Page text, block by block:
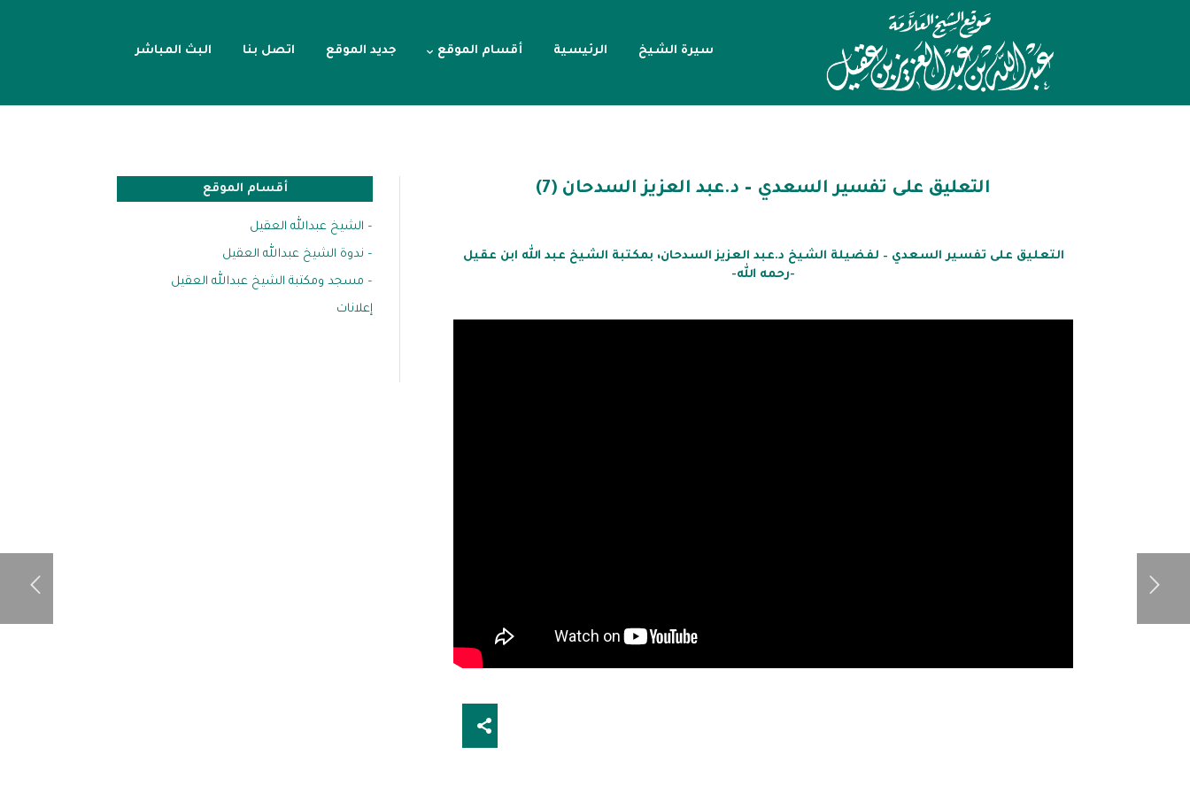
سيرة الشيخ الرئيسية أقسام الموقع جديد الموقع اتصل بنا البث المباشر
التعليق على تفسير السعدي – د.عبد العزيز السدحان (7)
التعليق على تفسير السعدي – لفضيلة الشيخ د.عبد العزيز السدحان، بمكتبة الشيخ عبد الله ابن عقيل
-رحمه الله-
أقسام الموقع
– الشيخ عبدالله العقيل
– ندوة الشيخ عبدالله العقيل
– مسجد ومكتبة الشيخ عبدالله العقيل
إعلانات